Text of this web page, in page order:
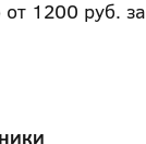
от 1200 руб. за